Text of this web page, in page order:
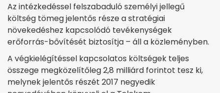
Az intézkedéssel felszabaduló személyi jellegű
költség tömeg jelentős része a stratégiai
növekedéshez kapcsolódó tevékenységek
erőforrás-bővítését biztosítja – áll a közleményben.
A végkielégítéssel kapcsolatos költségek teljes
összege megközelítőleg 2,8 milliárd forintot tesz ki,
melynek jelentős részét 2017 negyedik